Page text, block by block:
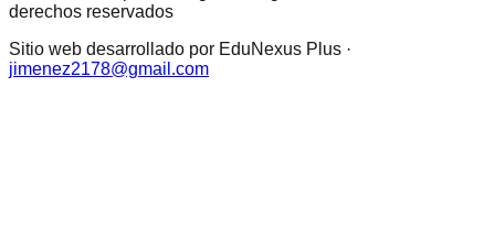
derechos reservados
Sitio web desarrollado por EduNexus Plus ·
jimenez2178@gmail.com